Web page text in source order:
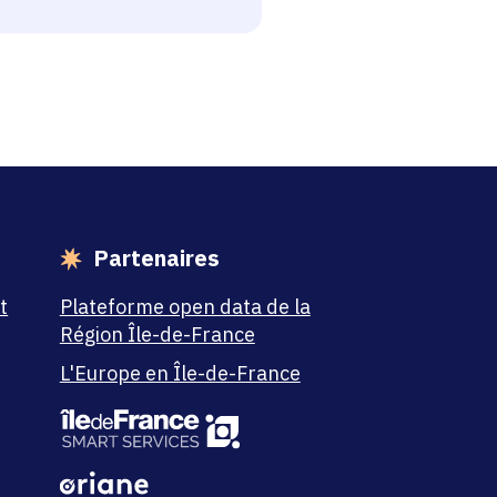
Partenaires
Plateforme open data de la
Région Île-de-France
L'Europe en Île-de-France